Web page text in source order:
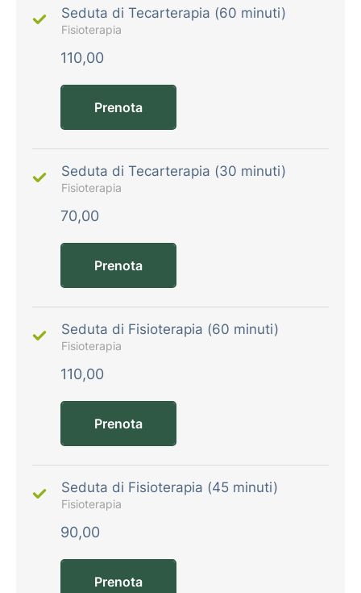
Seduta di Tecarterapia (60 minuti)
Fisioterapia
110,00
Prenota
Seduta di Tecarterapia (30 minuti)
Fisioterapia
70,00
Prenota
Seduta di Fisioterapia (60 minuti)
Fisioterapia
110,00
Prenota
Seduta di Fisioterapia (45 minuti)
Fisioterapia
90,00
Prenota